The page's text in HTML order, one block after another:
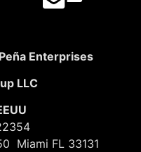
Enterprises
LLC
Miami FL 33131